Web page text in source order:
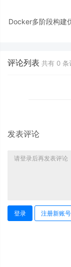
Docker多阶段构建
评论列表 共有 0 条
发表评论
登录 注册新账号